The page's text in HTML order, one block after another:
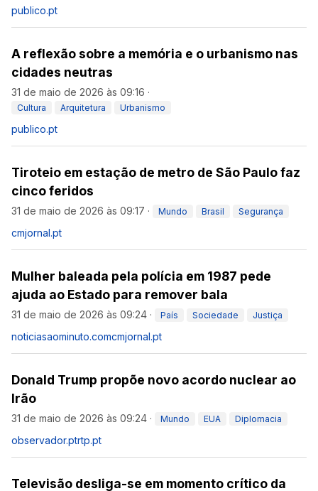
publico.pt
A reflexão sobre a memória e o urbanismo nas
cidades neutras
31 de maio de 2026 às 09:16 ·
Cultura Arquitetura Urbanismo
publico.pt
Tiroteio em estação de metro de São Paulo faz
cinco feridos
31 de maio de 2026 às 09:17 · Mundo Brasil Segurança
cmjornal.pt
Mulher baleada pela polícia em 1987 pede
ajuda ao Estado para remover bala
31 de maio de 2026 às 09:24 · País Sociedade Justiça
noticiasaominuto.comcmjornal.pt
Donald Trump propõe novo acordo nuclear ao
Irão
31 de maio de 2026 às 09:24 · Mundo EUA Diplomacia
observador.ptrtp.pt
Televisão desliga-se em momento crítico da